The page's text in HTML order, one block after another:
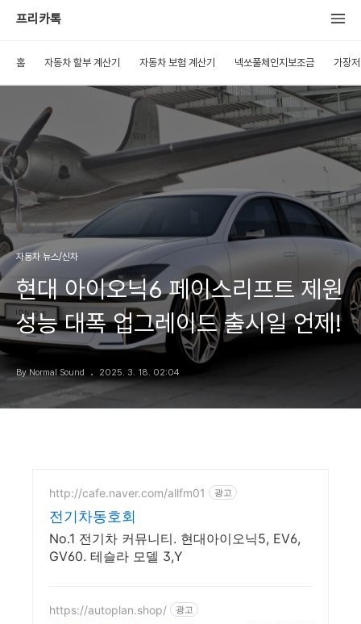
프리카톡
홈 자동차 할부 계산기 자동차 보험 계산기 넥쏘풀체인지보조금 가장
자동차 뉴스/신차
현대 아이오닉6 페이스리프트 제원
성능 대폭 업그레이드 출시일 언제!
By Normal Sound 2025. 3. 18. 02:04
http://cafe.naver.com/allfm01 광고
전기차동호회
No.1 전기차 커뮤니티. 현대아이오닉5, EV6,
GV60. 테슬라 모델 3,Y
https://autoplan.shop/ 광고